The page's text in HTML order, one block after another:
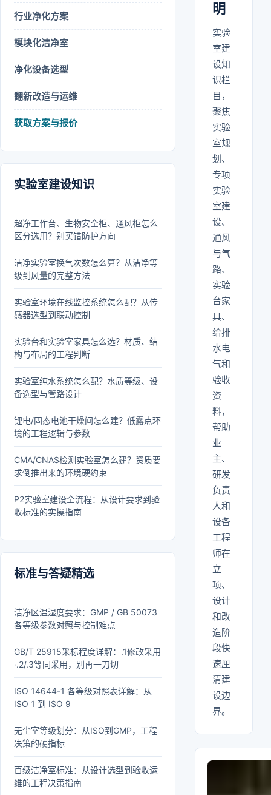
行业净化方案
模块化洁净室
净化设备选型
翻新改造与运维
获取方案与报价
实验室建设知识
超净工作台、生物安全柜、通风柜怎么
区分选用？别买错防护方向
洁净实验室换气次数怎么算？从洁净等
级到风量的完整方法
实验室环境在线监控系统怎么配？从传
感器选型到联动控制
实验台和实验室家具怎么选？材质、结
构与布局的工程判断
实验室纯水系统怎么配？水质等级、设
备选型与管路设计
锂电/固态电池干燥间怎么建？低露点环
境的工程逻辑与参数
CMA/CNAS检测实验室怎么建？资质要
求倒推出来的环境硬约束
P2实验室建设全流程：从设计要求到验
收标准的实操指南
标准与答疑精选
洁净区温湿度要求：GMP / GB 50073
各等级参数对照与控制难点
GB/T 25915采标程度详解：.1修改采用
·.2/.3等同采用，别再一刀切
ISO 14644-1 各等级对照表详解：从
ISO 1 到 ISO 9
无尘室等级划分：从ISO到GMP，工程
决策的硬指标
百级洁净室标准：从设计选型到验收运
维的工程决策指南
明
实验
室建
设知
识栏
目，
聚焦
实验
室规
划、
专项
实验
室建
设、
通风
与气
路、
实验
台家
具、
给排
水电
气和
验收
资
料，
帮助
业
主、
研发
负责
人和
设备
工程
师在
立
项、
设计
和改
造阶
段快
速厘
清建
设边
界。